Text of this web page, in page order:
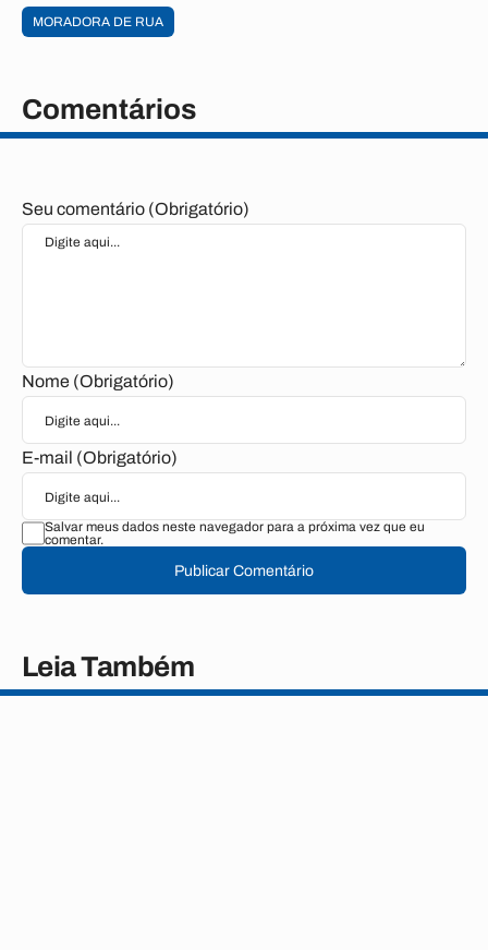
MORADORA DE RUA
Comentários
Seu comentário (Obrigatório)
Nome (Obrigatório)
E-mail (Obrigatório)
Salvar meus dados neste navegador para a próxima vez que eu
comentar.
Publicar Comentário
Leia Também